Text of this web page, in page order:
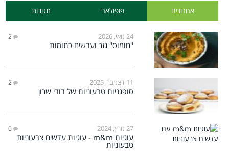
אחרונים פופולארי תגובות
24 מאי, 2026 2
"חומוס" גזר ועדשים כתומות
11 דצמבר, 2025 2
סופגניות טבעוניות של דודי שרון
27 מרץ, 2024 0
עוגיות m&m - עוגיות עדשים צבעוניות
טבעוניות